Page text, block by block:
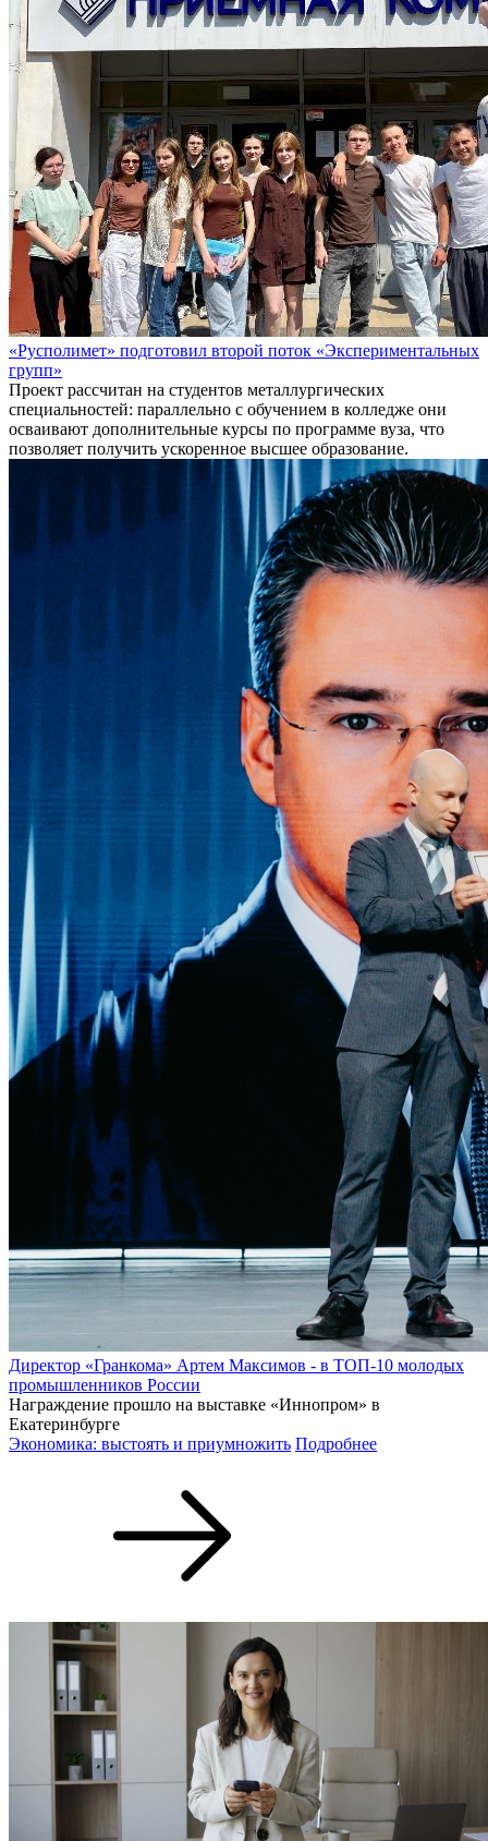
«Русполимет» подготовил второй поток «Экспериментальных
групп»
Проект рассчитан на студентов металлургических
специальностей: параллельно с обучением в колледже они
осваивают дополнительные курсы по программе вуза, что
позволяет получить ускоренное высшее образование.
Директор «Гранкома» Артем Максимов - в ТОП-10 молодых
промышленников России
Награждение прошло на выставке «Иннопром» в
Екатеринбурге
Экономика: выстоять и приумножить Подробнее